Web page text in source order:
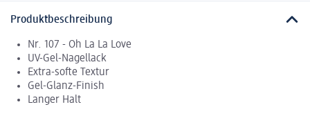
Produktbeschreibung
Nr. 107 - Oh La La Love
UV-Gel-Nagellack
Extra-softe Textur
Gel-Glanz-Finish
Langer Halt